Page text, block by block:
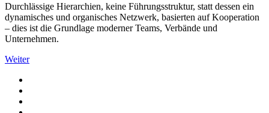
Durchlässige Hierarchien, keine Führungsstruktur, statt dessen ein
dynamisches und organisches Netzwerk, basierten auf Kooperation
– dies ist die Grundlage moderner Teams, Verbände und
Unternehmen.
Weiter